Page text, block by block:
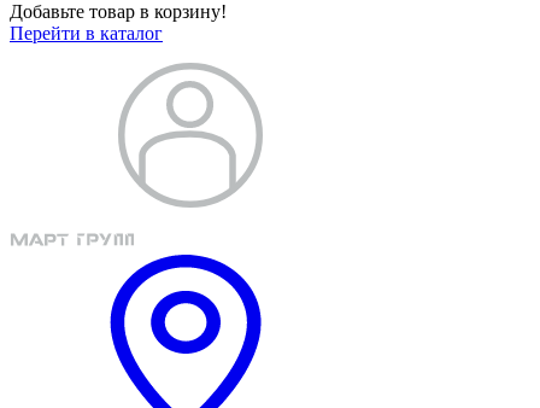
Добавьте товар в корзину!
Перейти в каталог